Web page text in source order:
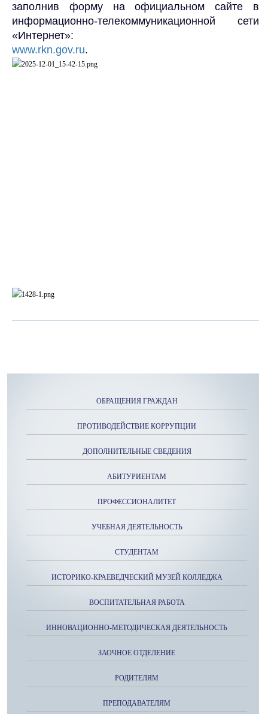
заполнив форму на официальном сайте в
информационно-телекоммуникационной сети
«Интернет»:
www.rkn.gov.ru.
ОБРАЩЕНИЯ ГРАЖДАН
ПРОТИВОДЕЙСТВИЕ КОРРУПЦИИ
ДОПОЛНИТЕЛЬНЫЕ СВЕДЕНИЯ
АБИТУРИЕНТАМ
ПРОФЕССИОНАЛИТЕТ
УЧЕБНАЯ ДЕЯТЕЛЬНОСТЬ
СТУДЕНТАМ
ИСТОРИКО-КРАЕВЕДЧЕСКИЙ МУЗЕЙ КОЛЛЕДЖА
ВОСПИТАТЕЛЬНАЯ РАБОТА
ИННОВАЦИОННО-МЕТОДИЧЕСКАЯ ДЕЯТЕЛЬНОСТЬ
ЗАОЧНОЕ ОТДЕЛЕНИЕ
РОДИТЕЛЯМ
ПРЕПОДАВАТЕЛЯМ